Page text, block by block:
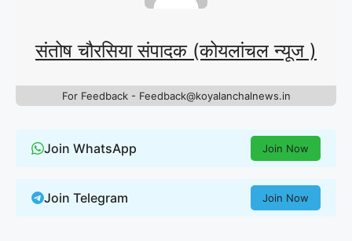
संतोष चौरसिया संपादक (कोयलांचल न्यूज )
For Feedback - Feedback@koyalanchalnews.in
Join WhatsApp Join Now
Join Telegram Join Now